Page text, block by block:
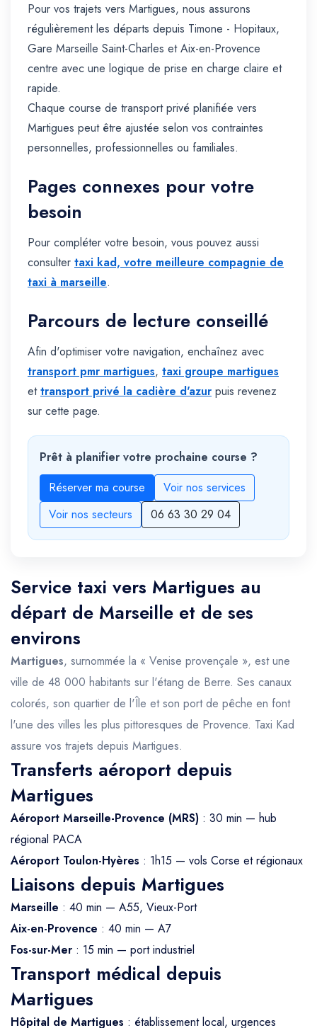
Pour vos trajets vers Martigues, nous assurons
régulièrement les départs depuis Timone - Hopitaux,
Gare Marseille Saint-Charles et Aix-en-Provence
centre avec une logique de prise en charge claire et
rapide.
Chaque course de transport privé planifiée vers
Martigues peut être ajustée selon vos contraintes
personnelles, professionnelles ou familiales.
Pages connexes pour votre
besoin
Pour compléter votre besoin, vous pouvez aussi
consulter taxi kad, votre meilleure compagnie de
taxi à marseille.
Parcours de lecture conseillé
Afin d'optimiser votre navigation, enchaînez avec
transport pmr martigues, taxi groupe martigues
ettransport privé la cadière d'azur puis revenez
sur cette page.
Prêt à planifier votre prochaine course ?
Réserver ma course
Voir nos services
Voir nos secteurs
06 63 30 29 04
Service taxi vers Martigues au
départ de Marseille et de ses
environs
Martigues, surnommée la « Venise provençale », est une
ville de 48 000 habitants sur l'étang de Berre. Ses canaux
colorés, son quartier de l'Île et son port de pêche en font
l'une des villes les plus pittoresques de Provence. Taxi Kad
assure vos trajets depuis Martigues.
Transferts aéroport depuis
Martigues
Aéroport Marseille-Provence (MRS) : 30 min — hub
régional PACA
Aéroport Toulon-Hyères : 1h15 — vols Corse et régionaux
Liaisons depuis Martigues
Marseille : 40 min — A55, Vieux-Port
Aix-en-Provence : 40 min — A7
Fos-sur-Mer : 15 min — port industriel
Transport médical depuis
Martigues
Hôpital de Martigues : établissement local, urgences